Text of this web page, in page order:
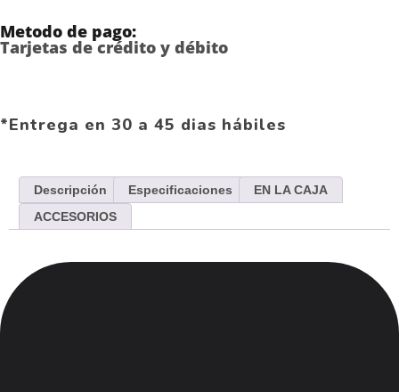
Metodo de pago:
Tarjetas de crédito y débito
*Entrega en 30 a 45 dias hábiles
Descripción Especificaciones
EN LA CAJA
ACCESORIOS